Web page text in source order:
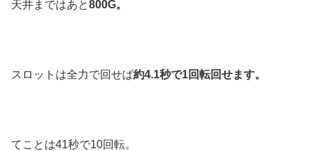
天井まではあと800G。
スロットは全力で回せば約4.1秒で1回転回せます。
てことは41秒で10回転。